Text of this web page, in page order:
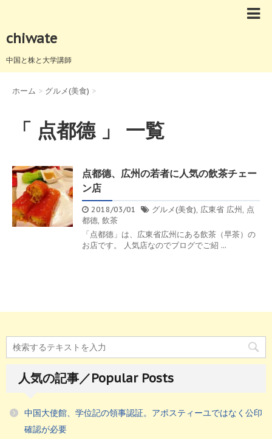
chiwate
中国と株と大学講師
ホーム > グルメ(美食) >
「 点都德 」 一覧
点都德、広州の若者に人気の飲茶チェー
ン店
2018/03/01 グルメ(美食), 広東省 広州, 点
都德, 飲茶
「点都德」は、広東省広州にある飲茶（早茶）の
お店です。 人気店なのでブログでご紹 ...
人気の記事／Popular Posts
中国大使館、学位記の領事認証。アポスティーユではなく公印
確認が必要